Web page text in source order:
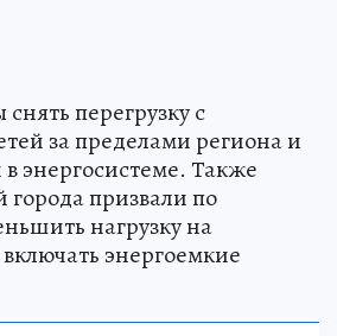
перегрузку с
за пределами региона и
энергосистеме. Также
города призвали по
нагрузку на
энергоемкие